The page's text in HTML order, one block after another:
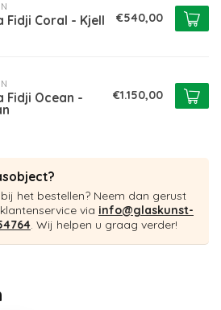
Fidji Coral - Kjell €540,00
Fidji Ocean - €1.150,00
het bestellen? Neem dan gerust
via info@glaskunst-
. Wij helpen u graag verder!